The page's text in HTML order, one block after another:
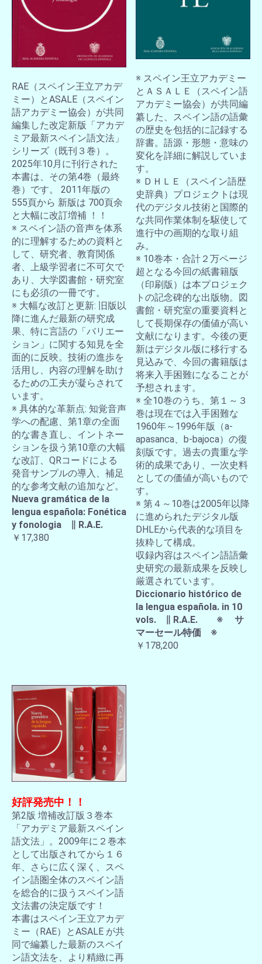
カートへ進む
RAE（スペイン王立アカデ
ミー）とASALE（スペイン
語アカデミー協会）が共同
編集した改定新版「アカデ
ミア最新スペイン語文法」
シリーズ（既刊３巻）。
2025年10月に刊行された
本書は、その第4巻（最終
巻）です。 2011年版の
555頁から 新版は 700頁余
と大幅に改訂増補 ！！
※ スペイン語の音声を体系
的に理解するための資料と
して、研究者、教育関係
者、上級学習者に不可欠で
あり、大学図書館・研究室
にも必須の一冊です。
※ 大幅な改訂と更新: 旧版以
降に進んだ最新の研究成
果、特に言語の「バリエー
ション」に関する知見を全
面的に反映。技術の進歩を
活用し、内容の理解を助け
るための工夫が凝らされて
います。
※ 具体的な革新点: 知覚音声
学への配慮、第1章の全面
的な書き直し、イントネー
ションを扱う第10章の大幅
な改訂、QRコードによる
発音サンプルの導入、補足
的な参考文献の追加など。
Nueva gramática de la
lengua española: Fonética
y fonologia ∥ R.A.E.
￥17,380
※ スペイン王立アカデミー
とＡＳＡＬＥ（スペイン語
アカデミー協会）が共同編
纂した、スペイン語の語彙
の歴史を包括的に記録する
辞書。語源・形態・意味の
変化を詳細に解説していま
す。
※ ＤＨＬＥ（スペイン語歴
史辞典）プロジェクトは現
代のデジタル技術と国際的
な共同作業体制を駆使して
進行中の画期的な取り組
み。
※ 10巻本・合計２万ページ
超となる今回の紙書籍版
（印刷版）は本プロジェク
トの記念碑的な出版物。図
書館・研究室の重要資料と
して長期保存の価値が高い
文献になります。今後の更
新はデジタル版に移行する
見込みで、今回の書籍版は
将来入手困難になることが
予想されます。
※ 全10巻のうち、第１～３
巻は現在では入手困難な
1960年～1996年版（a-
apasanca、b-bajoca）の復
刻版です。過去の貴重な学
術的成果であり、一次史料
としての価値が高いもので
す。
※ 第４～10巻は2005年以降
に進められたデジタル版
DHLEから代表的な項目を
抜粋して構成。
収録内容はスペイン語語彙
史研究の最新成果を反映し
厳選されています。
Diccionario histórico de
la lengua española. in 10
vols. ∥ R.A.E. ※ サ
マーセール特価 ※
￥178,200
好評発売中！！
第2版 増補改訂版３巻本
「アカデミア最新スペイン
語文法」。2009年に２巻本
として出版されてから１６
年、さらに広く深く、スペ
イン語圏全体のスペイン語
を総合的に扱うスペイン語
文法書の決定版です！
本書はスペイン王立アカデ
ミー（RAE）とASALE が共
同で編纂した最新のスペイ
ン語文法を、より精緻に再